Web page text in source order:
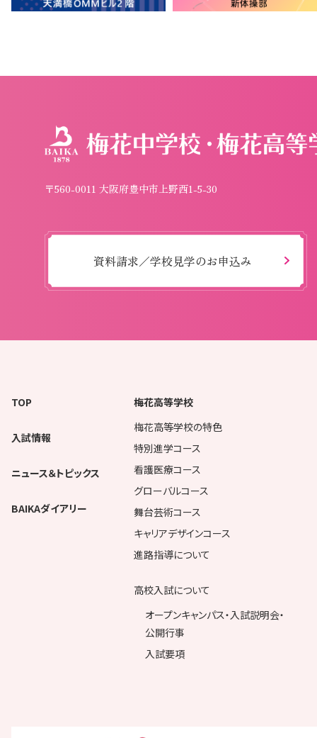
〒560-0011 大阪府豊中市上野西1-5-30
資料請求／学校見学のお申込み
TOP
入試情報
ニュース＆トピックス
BAIKAダイアリー
梅花高等学校
梅花高等学校の特色
特別進学コース
看護医療コース
グローバルコース
舞台芸術コース
キャリアデザインコース
進路指導について
高校入試について
オープンキャンパス・入試説明会・
公開行事
入試要項